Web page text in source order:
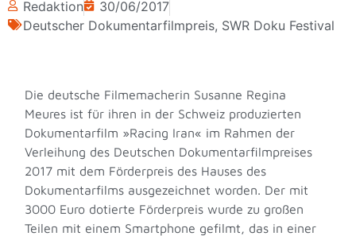
Redaktion
30/06/2017
Deutscher Dokumentarfilmpreis, SWR Doku Festival
Die deutsche Filmemacherin Susanne Regina
Meures ist für ihren in der Schweiz produzierten
Dokumentarfilm »Racing Iran« im Rahmen der
Verleihung des Deutschen Dokumentarfilmpreises
2017 mit dem Förderpreis des Hauses des
Dokumentarfilms ausgezeichnet worden. Der mit
3000 Euro dotierte Förderpreis wurde zu großen
Teilen mit einem Smartphone gefilmt, das in einer